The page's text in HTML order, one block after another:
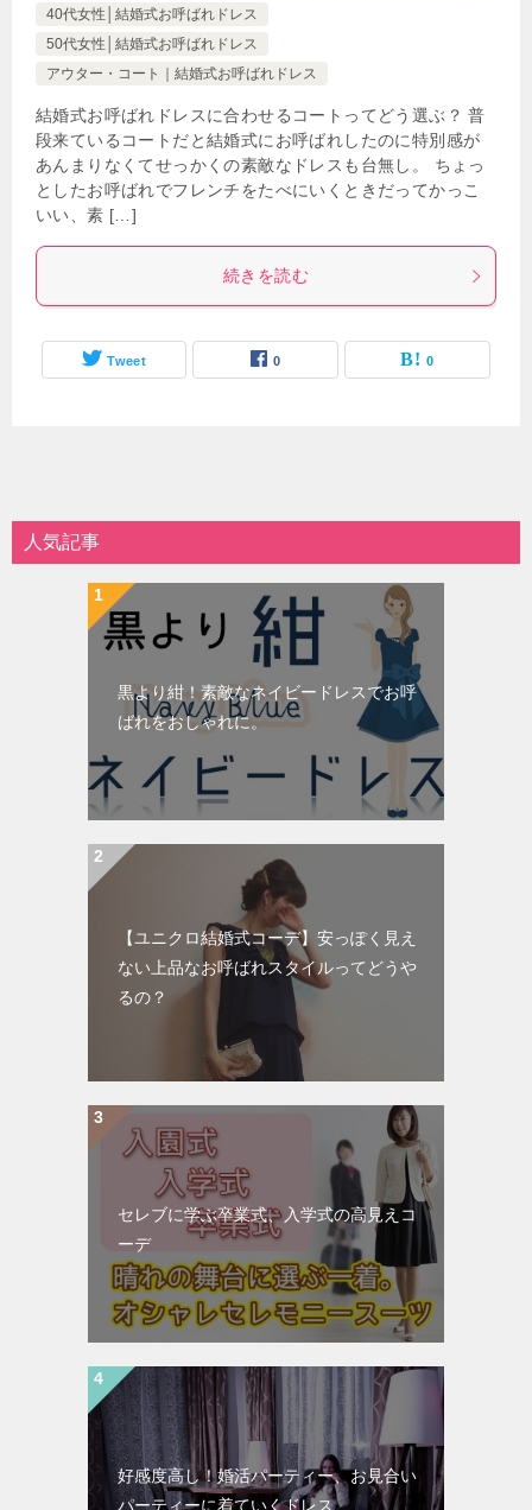
40代女性│結婚式お呼ばれドレス
50代女性│結婚式お呼ばれドレス
アウター・コート｜結婚式お呼ばれドレス
結婚式お呼ばれドレスに合わせるコートってどう選ぶ？ 普
段来ているコートだと結婚式にお呼ばれしたのに特別感が
あんまりなくてせっかくの素敵なドレスも台無し。 ちょっ
としたお呼ばれでフレンチをたべにいくときだってかっこ
いい、素 […]
続きを読む
Tweet 0 0
人気記事
黒より紺！素敵なネイビードレスでお呼
ばれをおしゃれに。
【ユニクロ結婚式コーデ】安っぽく見え
ない上品なお呼ばれスタイルってどうや
るの？
セレブに学ぶ卒業式、入学式の高見えコ
ーデ
好感度高し！婚活パーティー、お見合い
パーティーに着ていくドレス